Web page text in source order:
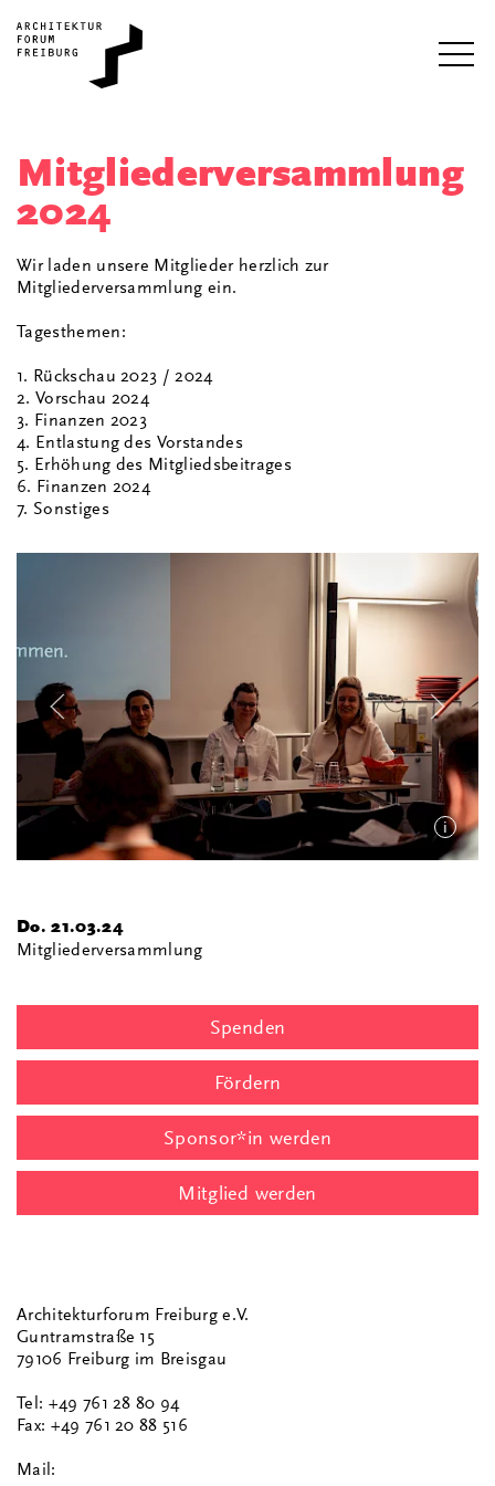
Mitgliederversammlung
2024
Wir laden unsere Mitglieder herzlich zur
Mitgliederversammlung ein.
Tagesthemen:
1. Rückschau 2023 / 2024
2. Vorschau 2024
3. Finanzen 2023
4. Entlastung des Vorstandes
5. Erhöhung des Mitgliedsbeitrages
6. Finanzen 2024
7. Sonstiges
i
Do. 21.03.24
Mitgliederversammlung
Spenden
Fördern
Sponsor*in werden
Mitglied werden
Architekturforum Freiburg e.V.
Guntramstraße 15
79106 Freiburg im Breisgau
Tel: +49 761 28 80 94
Fax: +49 761 20 88 516
Mail: